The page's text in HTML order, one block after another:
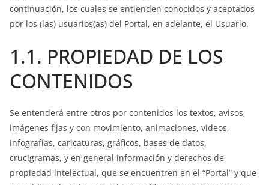
continuación, los cuales se entienden conocidos y aceptados
por los (las) usuarios(as) del Portal, en adelante, el Usuario.
1.1. PROPIEDAD DE LOS
CONTENIDOS
Se entenderá entre otros por contenidos los textos, avisos,
imágenes fijas y con movimiento, animaciones, videos,
infografías, caricaturas, gráficos, bases de datos,
crucigramas, y en general información y derechos de
propiedad intelectual, que se encuentren en el “Portal” y que